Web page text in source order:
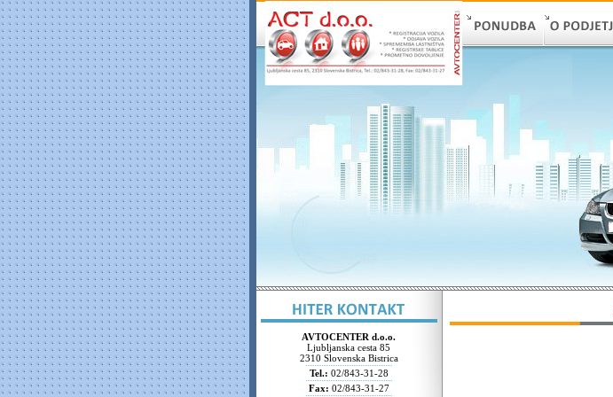
AVTOCENTER d.o.o.
Ljubljanska cesta 85
2310 Slovenska Bistrica
Tel.: 02/843-31-28
Fax: 02/843-31-27